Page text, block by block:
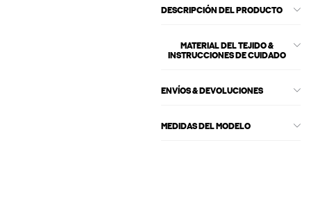
DESCRIPCIÓN DEL PRODUCTO
MATERIAL DEL TEJIDO &
INSTRUCCIONES DE CUIDADO
ENVÍOS & DEVOLUCIONES
MEDIDAS DEL MODELO